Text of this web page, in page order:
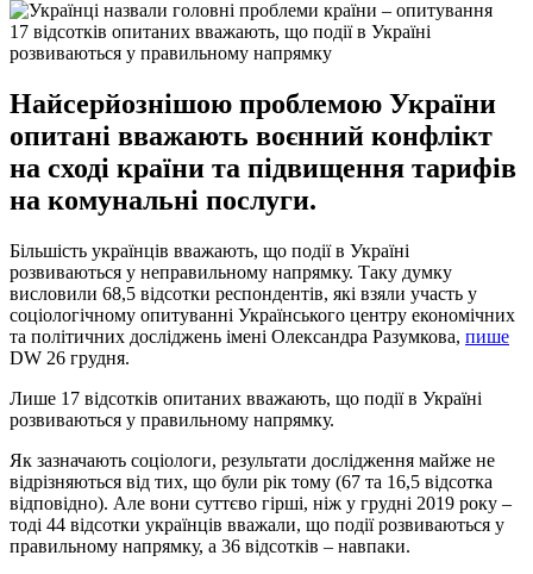
17 відсотків опитаних вважають, що події в Україні
розвиваються у правильному напрямку
Найсерйознішою проблемою України
опитані вважають воєнний конфлікт
на сході країни та підвищення тарифів
на комунальні послуги.
Більшість українців вважають, що події в Україні
розвиваються у неправильному напрямку. Таку думку
висловили 68,5 відсотки респондентів, які взяли участь у
соціологічному опитуванні Українського центру економічних
та політичних досліджень імені Олександра Разумкова, пише
DW 26 грудня.
Лише 17 відсотків опитаних вважають, що події в Україні
розвиваються у правильному напрямку.
Як зазначають соціологи, результати дослідження майже не
відрізняються від тих, що були рік тому (67 та 16,5 відсотка
відповідно). Але вони суттєво гірші, ніж у грудні 2019 року –
тоді 44 відсотки українців вважали, що події розвиваються у
правильному напрямку, а 36 відсотків – навпаки.